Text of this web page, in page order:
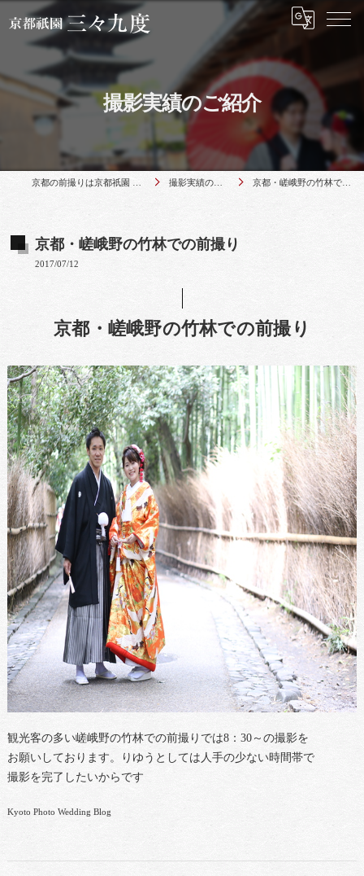
撮影実績のご紹介
撮影実績のご紹介 京都・嵯峨野の竹林での前撮り
京都・嵯峨野の竹林での前撮り
2017/07/12
京都・嵯峨野の竹林での前撮り
観光客の多い嵯峨野の竹林での前撮りでは8：30～の撮影を
お願いしております。りゆうとしては人手の少ない時間帯で
撮影を完了したいからです
Kyoto Photo Wedding Blog